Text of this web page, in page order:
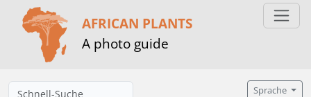
AFRICAN PLANTS
A photo guide
Sprache